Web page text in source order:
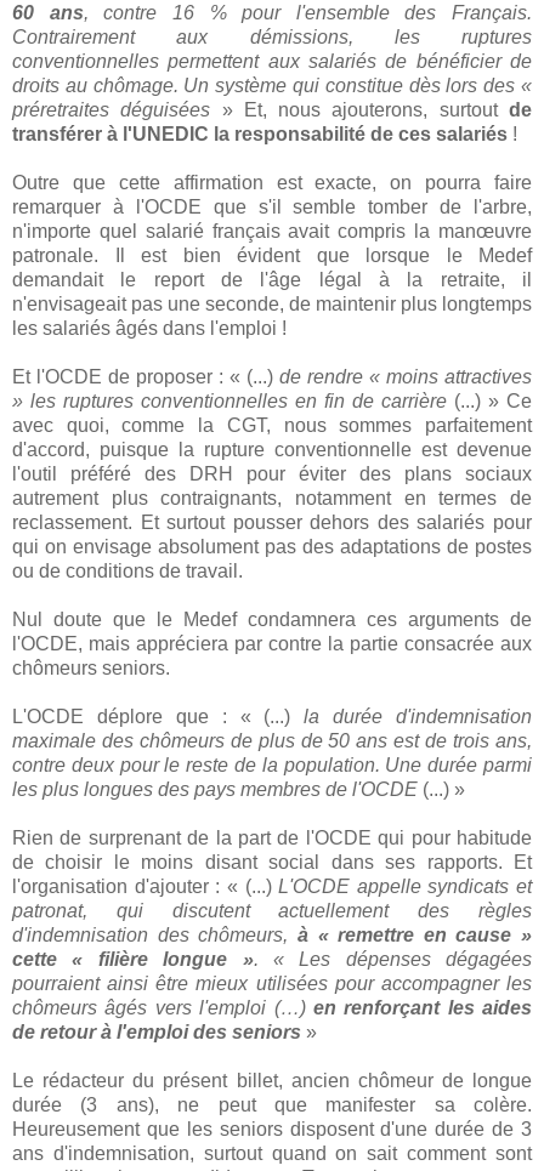
60 ans, contre 16 % pour l'ensemble des Français.
Contrairement aux démissions, les ruptures
conventionnelles permettent aux salariés de bénéficier de
droits au chômage. Un système qui constitue dès lors des «
préretraites déguisées » Et, nous ajouterons, surtoutde
transférer à l'UNEDIC la responsabilité de ces salariés !
Outre que cette affirmation est exacte, on pourra faire
remarquer à l'OCDE que s'il semble tomber de l'arbre,
n'importe quel salarié français avait compris la manœuvre
patronale. Il est bien évident que lorsque le Medef
demandait le report de l'âge légal à la retraite, il
n'envisageait pas une seconde, de maintenir plus longtemps
les salariés âgés dans l'emploi !
Et l'OCDE de proposer : « (...) de rendre « moins attractives
» les ruptures conventionnelles en fin de carrière (...) » Ce
avec quoi, comme la CGT, nous sommes parfaitement
d'accord, puisque la rupture conventionnelle est devenue
l'outil préféré des DRH pour éviter des plans sociaux
autrement plus contraignants, notamment en termes de
reclassement. Et surtout pousser dehors des salariés pour
qui on envisage absolument pas des adaptations de postes
ou de conditions de travail.
Nul doute que le Medef condamnera ces arguments de
l'OCDE, mais appréciera par contre la partie consacrée aux
chômeurs seniors.
L'OCDE déplore que : « (...)la durée d'indemnisation
maximale des chômeurs de plus de 50 ans est de trois ans,
contre deux pour le reste de la population. Une durée parmi
les plus longues des pays membres de l'OCDE (...) »
Rien de surprenant de la part de l'OCDE qui pour habitude
de choisir le moins disant social dans ses rapports. Et
l'organisation d'ajouter : « (...)L'OCDE appelle syndicats et
patronat, qui discutent actuellement des règles
d'indemnisation des chômeurs, à « remettre en cause »
cette « filière longue ». « Les dépenses dégagées
pourraient ainsi être mieux utilisées pour accompagner les
chômeurs âgés vers l'emploi (…) en renforçant les aides
de retour à l'emploi des seniors »
Le rédacteur du présent billet, ancien chômeur de longue
durée (3 ans), ne peut que manifester sa colère.
Heureusement que les seniors disposent d'une durée de 3
ans d'indemnisation, surtout quand on sait comment sont